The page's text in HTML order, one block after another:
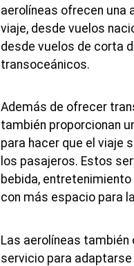
aerolíneas ofrecen una
viaje, desde vuelos
desde vuelos de corta
transoceánicos.
Además de ofrecer
también proporcionan
para hacer que el viaje
los pasajeros. Estos
bebida,
con más espacio para
Las aerolíneas
servicio para